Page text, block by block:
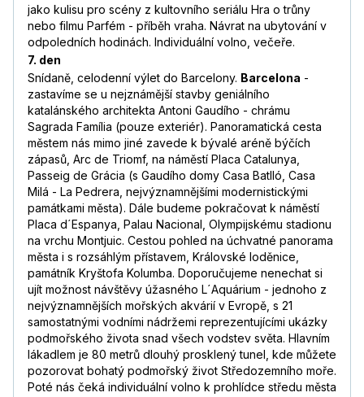
jako kulisu pro scény z kultovního seriálu Hra o trůny
nebo filmu Parfém - příběh vraha. Návrat na ubytování v
odpoledních hodinách. Individuální volno, večeře.
7. den
Snídaně, celodenní výlet do Barcelony. Barcelona -
zastavíme se u nejznámější stavby geniálního
katalánského architekta Antoni Gaudího - chrámu
Sagrada Família (pouze exteriér). Panoramatická cesta
městem nás mimo jiné zavede k bývalé aréně býčích
zápasů, Arc de Triomf, na náměstí Placa Catalunya,
Passeig de Grácia (s Gaudího domy Casa Batlló, Casa
Milá - La Pedrera, nejvýznamnějšími modernistickými
památkami města). Dále budeme pokračovat k náměstí
Placa d´Espanya, Palau Nacional, Olympijskému stadionu
na vrchu Montjuic. Cestou pohled na úchvatné panorama
města i s rozsáhlým přístavem, Královské loděnice,
památník Kryštofa Kolumba. Doporučujeme nenechat si
ujít možnost návštěvy úžasného L´Aquárium - jednoho z
nejvýznamnějších mořských akvárií v Evropě, s 21
samostatnými vodními nádržemi reprezentujícími ukázky
podmořského života snad všech vodstev světa. Hlavním
lákadlem je 80 metrů dlouhý prosklený tunel, kde můžete
pozorovat bohatý podmořský život Středozemního moře.
Poté nás čeká individuální volno k prohlídce středu města